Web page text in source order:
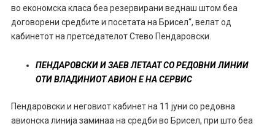
во економска класа беа резервирани веднаш штом беа
договорени средбите и посетата на Брисел“, велат од
кабинетот на претседателот Стево Пендаровски.
ПЕНДАРОВСКИ И ЗАЕВ ЛЕТААТ СО РЕДОВНИ ЛИНИИ
ОТИ ВЛАДИНИОТ АВИОН Е НА СЕРВИС
Пендаровски и неговиот кабинет на 11 јуни со редовна
авионска линија заминаа на средби во Брисел, при што беа